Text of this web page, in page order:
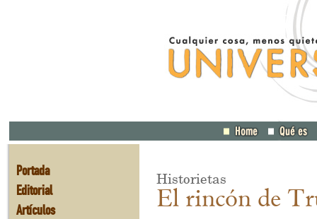
Portada
Editorial
Artículos
Historietas
El rincón de